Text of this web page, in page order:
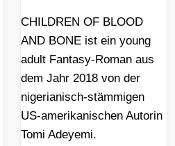
CHILDREN OF BLOOD
AND BONE ist ein young
adult Fantasy-Roman aus
dem Jahr 2018 von der
nigerianisch-stämmigen
US-amerikanischen Autorin
Tomi Adeyemi.